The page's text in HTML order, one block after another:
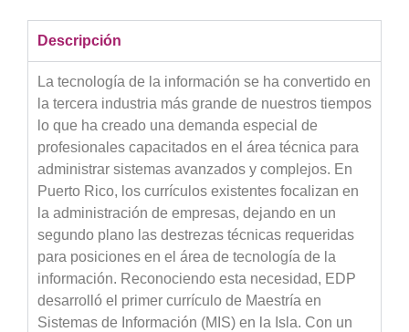
Descripción
La tecnología de la información se ha convertido en
la tercera industria más grande de nuestros tiempos
lo que ha creado una demanda especial de
profesionales capacitados en el área técnica para
administrar sistemas avanzados y complejos. En
Puerto Rico, los currículos existentes focalizan en
la administración de empresas, dejando en un
segundo plano las destrezas técnicas requeridas
para posiciones en el área de tecnología de la
información. Reconociendo esta necesidad, EDP
desarrolló el primer currículo de Maestría en
Sistemas de Información (MIS) en la Isla. Con un